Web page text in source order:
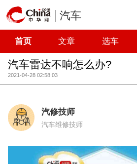
汽车
首页 文章 选车
汽车雷达不响怎么办?
2021-04-28 02:58:03
汽修技师
汽车维修技师